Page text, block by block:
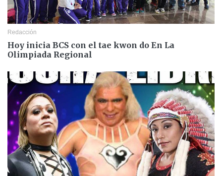
Redacción
Hoy inicia BCS con el tae kwon do En La
Olimpiada Regional